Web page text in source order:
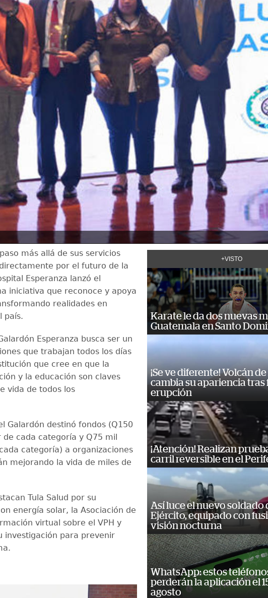
más allá de sus servicios
por el futuro de la
Esperanza lanzó el
iniciativa que reconoce y apoya
realidades en
país.
Esperanza busca ser un
que trabajan todos los días
que cree en que la
y la educación son claves
vida de todos los
Galardón destinó fondos (Q150
cada categoría y Q75 mil
categoría) a organizaciones
mejorando la vida de miles de
Tula Salud por su
energía solar, la Asociación de
virtual sobre el VPH y
investigación para prevenir
+VISTO
Karate le da dos nuevas
Guatemala en Santo
¡Se ve diferente! Volcán
cambia su apariencia tras
erupción
¡Atención! Realizan
carril reversible en el
Así luce el nuevo soldado
Ejército, equipado con
visión nocturna
WhatsApp: estos
perderán la aplicación el
agosto